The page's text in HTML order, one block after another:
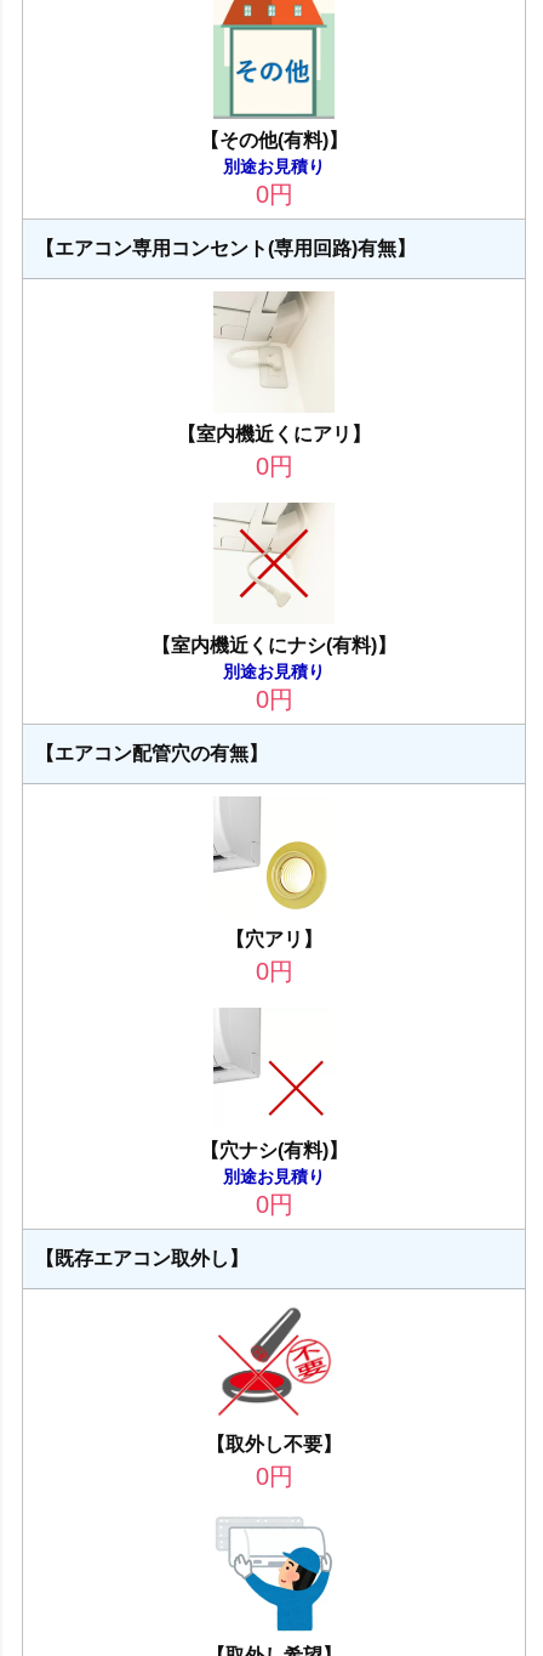
【その他(有料)】
別途お見積り
0円
【エアコン専用コンセント(専用回路)有無】
【室内機近くにアリ】
0円
【室内機近くにナシ(有料)】
別途お見積り
0円
【エアコン配管穴の有無】
【穴アリ】
0円
【穴ナシ(有料)】
別途お見積り
0円
【既存エアコン取外し】
【取外し不要】
0円